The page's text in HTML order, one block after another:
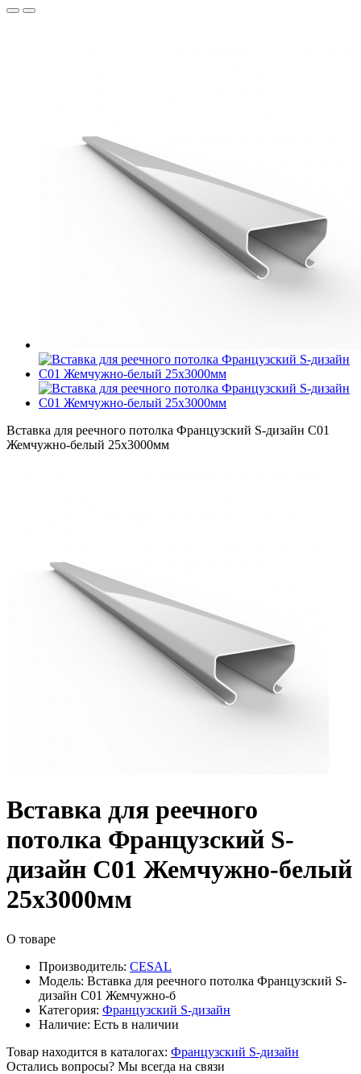
Вставка для реечного потолка Французский S-дизайн С01
Жемчужно-белый 25х3000мм
Вставка для реечного
потолка Французский S-
дизайн С01 Жемчужно-белый
25х3000мм
О товаре
Производитель: CESAL
Модель: Вставка для реечного потолка Французский S-
дизайн С01 Жемчужно-б
Категория: Французский S-дизайн
Наличие: Есть в наличии
Товар находится в каталогах: Французский S-дизайн
Остались вопросы? Мы всегда на связи